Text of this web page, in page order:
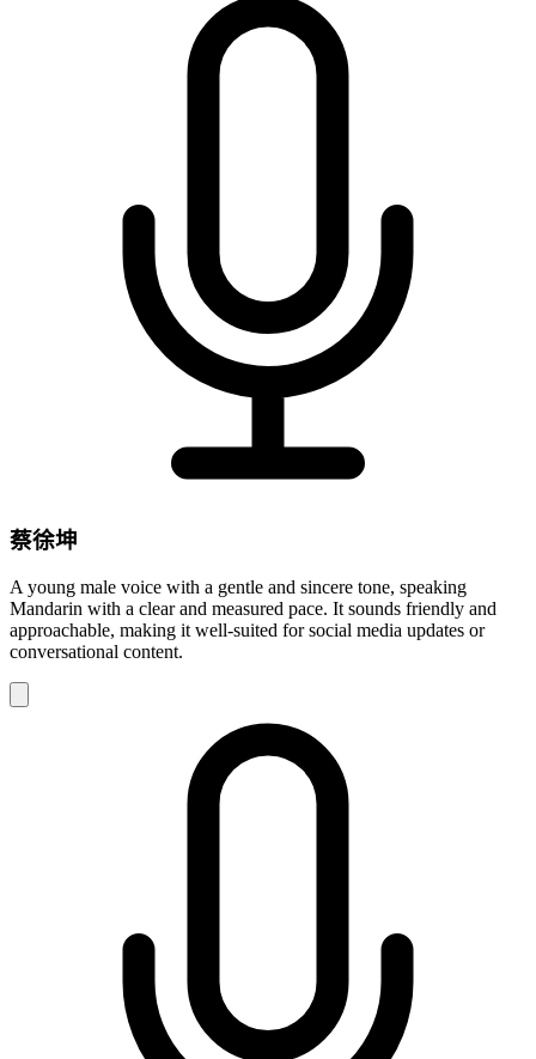
蔡徐坤
A young male voice with a gentle and sincere tone, speaking
Mandarin with a clear and measured pace. It sounds friendly and
approachable, making it well-suited for social media updates or
conversational content.